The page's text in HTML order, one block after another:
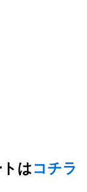
はコチラ